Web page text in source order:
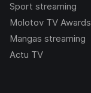
Sport streaming
Molotov TV Awards
Mangas streaming
Actu TV